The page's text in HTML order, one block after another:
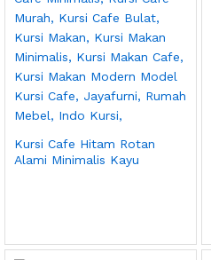
Kursi Cafe Hitam Rotan
Alami Minimalis Kayu